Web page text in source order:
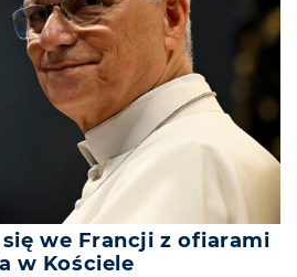
we Francji z ofiarami
w Kościele